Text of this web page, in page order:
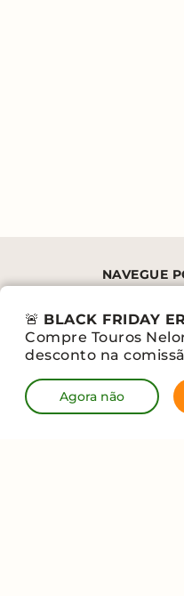
NAVEGUE
Eventos
🚨 BLACK FRIDAY
Compre Touros
desconto na
Agora não